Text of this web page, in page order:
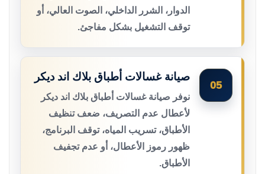
الدوار، الشرر الداخلي، الصوت العالي، أو
توقف التشغيل بشكل مفاجئ.
05
صيانة غسالات أطباق بلاك اند ديكر
نوفر صيانة غسالات أطباق بلاك اند ديكر
لأعطال عدم التصريف، ضعف تنظيف
الأطباق، تسريب المياه، توقف البرنامج،
ظهور رموز الأعطال، أو عدم تجفيف
الأطباق.